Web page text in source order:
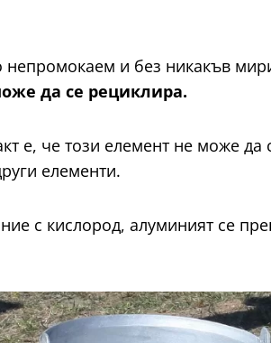
и без никакъв
да се рециклира.
е, че този елемент не може да
елементи.
с кислород, алуминият се